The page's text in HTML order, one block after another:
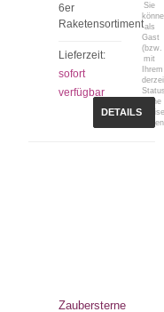
6er
Raketensortiment
Lieferzeit:
sofort
verfügbar
Sie
als
Gast
(bzw.
mit
Ihrem
keine
DETAILS
Zaubersterne